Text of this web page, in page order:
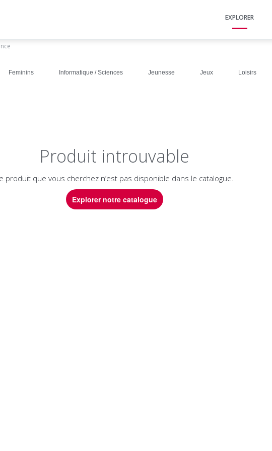
EXPLORER
Feminins Informatique / Sciences Jeunesse Jeux Loisirs
Produit introuvable
produit que vous cherchez n’est pas disponible dans le catalogue.
Explorer notre catalogue